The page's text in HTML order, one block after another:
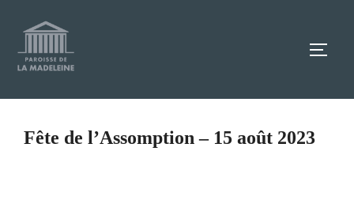
contenu
Fête de l’Assomption – 15 août 2023